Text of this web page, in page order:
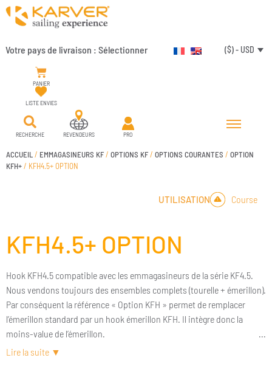
Votre pays de livraison : Sélectionner ($) - USD
PANIER
LISTE ENVIES
RECHERCHE REVENDEURS PRO
ACCUEIL / EMMAGASINEURS KF/ OPTIONS KF/ OPTIONS COURANTES / OPTION
KFH+/ KFH4.5+ OPTION
UTILISATION Course
KFH4.5+ OPTION
Hook KFH4.5 compatible avec les emmagasineurs de la série KF4.5.
Nous vendons toujours des ensembles complets (tourelle + émerillon).
Par conséquent la référence « Option KFH » permet de remplacer
l’émerillon standard par un hook émerillon KFH. Il intègre donc la
moins-value de l’émerillon.
Un hook KFH est un hook externe 2-en-1. C’est-à-dire qu’il s’agit à la